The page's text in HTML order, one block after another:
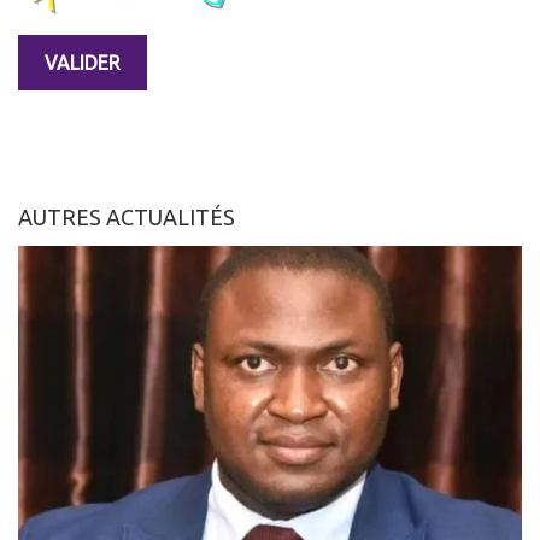
AUTRES ACTUALITÉS